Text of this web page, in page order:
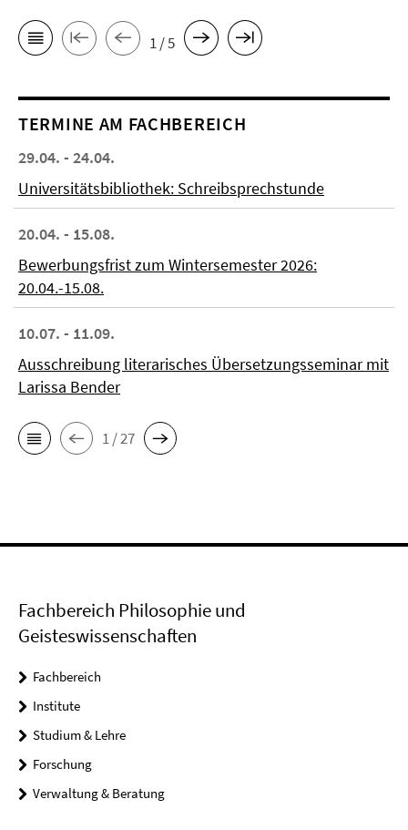
1 / 5
TERMINE AM FACHBEREICH
29.04. - 24.04.
Universitätsbibliothek: Schreibsprechstunde
20.04. - 15.08.
Bewerbungsfrist zum Wintersemester 2026:
20.04.-15.08.
10.07. - 11.09.
Ausschreibung literarisches Übersetzungsseminar mit
Larissa Bender
1 / 27
Fachbereich Philosophie und
Geisteswissenschaften
Fachbereich
Institute
Studium & Lehre
Forschung
Verwaltung & Beratung